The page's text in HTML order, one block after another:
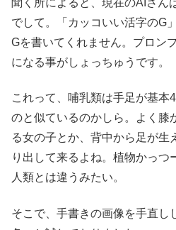
聞く所によると、現在のAIさん
でして。「カッコいい活字のG
Gを書いてくれません。プロン
になる事がしょっちゅうです。
これって、哺乳類は手足が基本
のと似ているのかしら。よく膝
る女の子とか、背中から足が生
り出して来るよね。植物かっつ
人類とは違うみたい。
そこで、手書きの画像を手直し